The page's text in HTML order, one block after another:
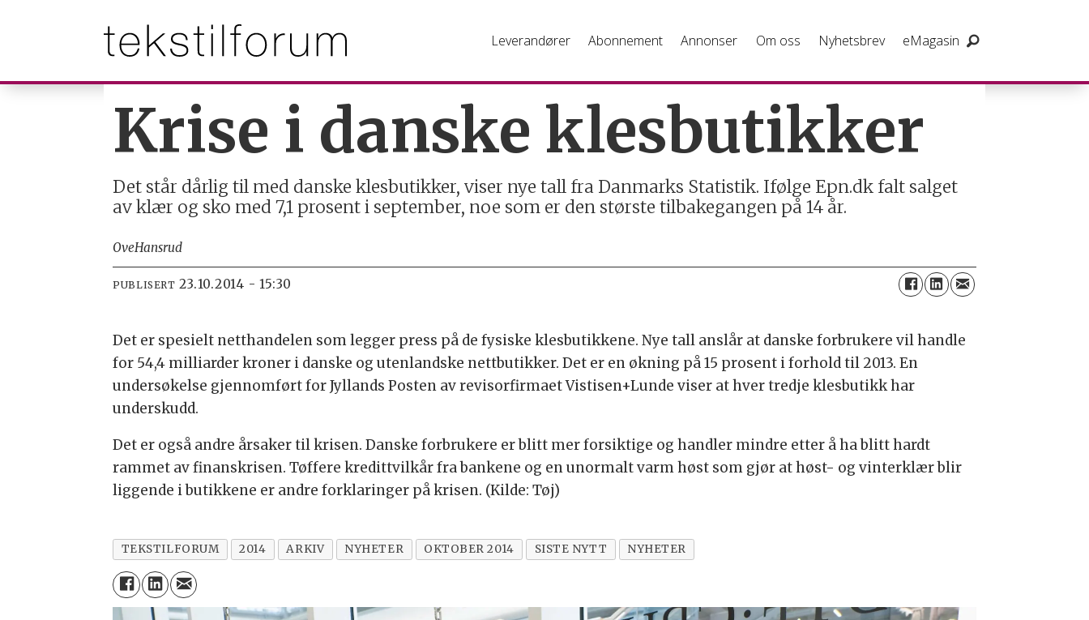
Leverandører Abonnement Annonser Om oss Nyhetsbrev eMagasin
Krise i danske klesbutikker
Det står dårlig til med danske klesbutikker, viser nye tall fra Danmarks Statistik. Ifølge Epn.dk falt salget
av klær og sko med 7,1 prosent i september, noe som er den største tilbakegangen på 14 år.
OveHansrud
PUBLISERT 23.10.2014 - 15:30
Det er spesielt netthandelen som legger press på de fysiske klesbutikkene. Nye tall anslår at danske forbrukere vil handle
for 54,4 milliarder kroner i danske og utenlandske nettbutikker. Det er en økning på 15 prosent i forhold til 2013. En
undersøkelse gjennomført for Jyllands Posten av revisorfirmaet Vistisen+Lunde viser at hver tredje klesbutikk har
underskudd.
Det er også andre årsaker til krisen. Danske forbrukere er blitt mer forsiktige og handler mindre etter å ha blitt hardt
rammet av finanskrisen. Tøffere kredittvilkår fra bankene og en unormalt varm høst som gjør at høst- og vinterklær blir
liggende i butikkene er andre forklaringer på krisen. (Kilde: Tøj)
TEKSTILFORUM 2014 ARKIV NYHETER OKTOBER 2014 SISTE NYTT NYHETER